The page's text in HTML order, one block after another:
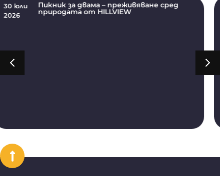
15 юли
2026
Ергенско парти във Велико Търново,
Пловдив и Варна от HILLVIEW